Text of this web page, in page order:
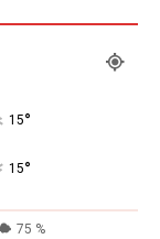
15°
15°
75 %